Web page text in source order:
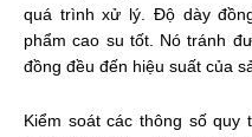
quá trình xử lý. Độ dày
phẩm cao su tốt. Nó tránh
đồng đều đến hiệu suất của
Kiểm soát các thông số